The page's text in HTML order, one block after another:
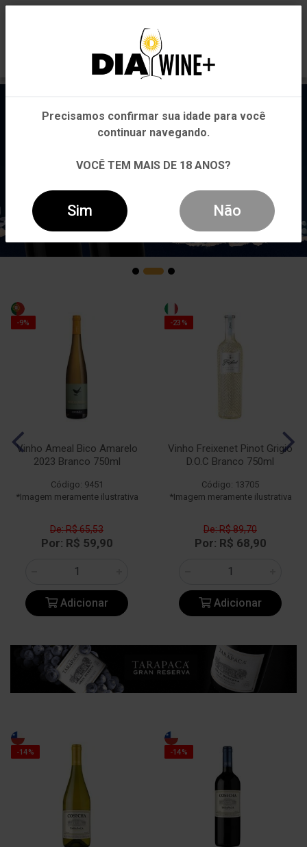
-9%
Vinho Ameal Bico Amarelo
2023 Branco 750ml
Código: 9451
*Imagem meramente ilustrativa
De: R$ 65,53
Por: R$ 59,90
Adicionar
-23%
Vinho Freixenet Pinot Grigio
D.O.C Branco 750ml
Código: 13705
*Imagem meramente ilustrativa
De: R$ 89,70
Por: R$ 68,90
Adicionar
-14% -14%
Em que Estado você está?
Pernambuco
Outros Estados
Precisamos confirmar sua idade para você
continuar navegando.
VOCÊ TEM MAIS DE 18 ANOS?
Sim Não